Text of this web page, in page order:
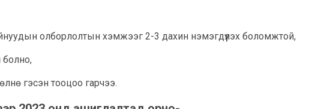
олборлолтын хэмжээг 2-3 дахин нэмэгдүүлэх боломжтой,
гэсэн тооцоо гарчээ.